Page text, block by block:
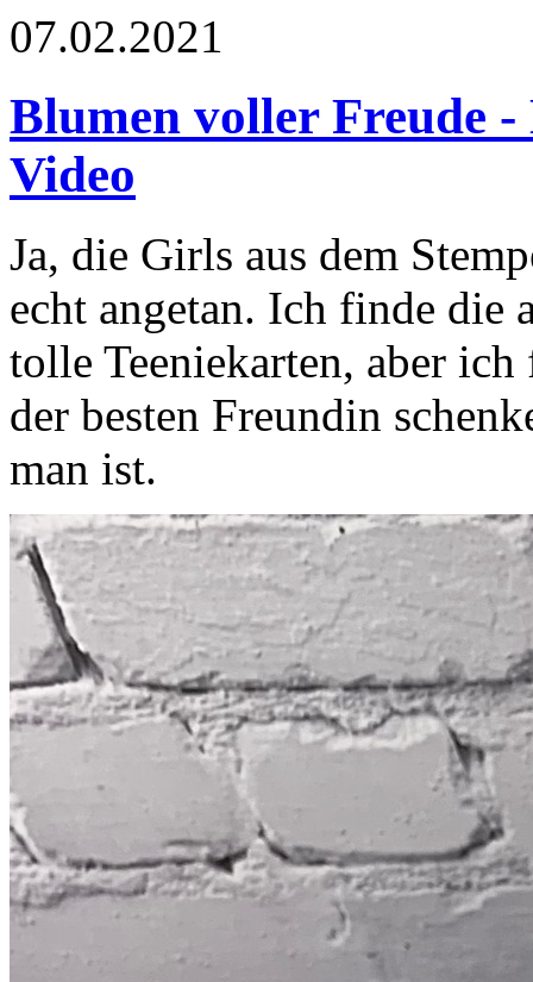
07.02.2021
Blumen voller Freude
Video
Ja, die Girls aus dem
echt angetan. Ich finde die
tolle Teeniekarten, aber
der besten Freundin
man ist.